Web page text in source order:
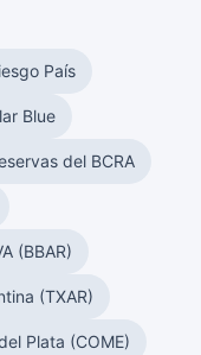
País
Blue
del BCRA
(BBAR)
(TXAR)
Plata (COME)